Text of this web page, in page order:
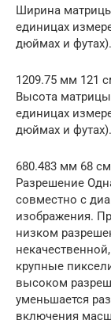
Ширина
единицах
дюймах и футах).
1209.75 мм 121
Высота
единицах
дюймах и футах).
680.483 мм 68 см
Разрешение
совместно с
изображения.
низком
крупные
высоком
уменьшается
включения